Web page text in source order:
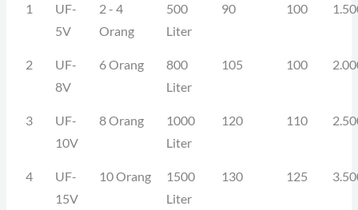
1
UF-
5V
2 - 4
Orang
500
Liter
90 100
2
UF-
8V
6 Orang
800
Liter
105 100
3
UF-
10V
8 Orang
1000
Liter
120 110
4
UF-
15V
10 Orang
1500
Liter
130 125